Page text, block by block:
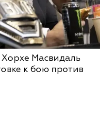
Масвидаль
к бою против